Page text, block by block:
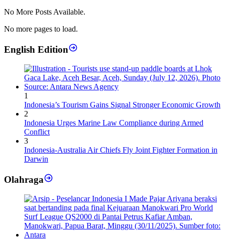
No More Posts Available.
No more pages to load.
English Edition
1
Indonesia’s Tourism Gains Signal Stronger Economic Growth
2
Indonesia Urges Marine Law Compliance during Armed
Conflict
3
Indonesia-Australia Air Chiefs Fly Joint Fighter Formation in
Darwin
Olahraga